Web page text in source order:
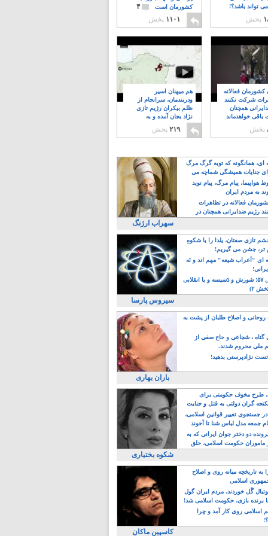
کشورمان است
۴
۱۱۰۱ پخش
تواند باشد؟!
پخش
هم میهنان اسیر
ودربندمان، سرانجام از
ظلم بیکران رژیم تازی
نژاد بجان آمده و به
۲۱۹ پخش
کشورمان فعالانه
شرکت نکنند
همچنان
باقی خواهدماند
پخش
ای، همانگونه که توبه گرگ مرگ
جنایات همیشگی شماچه می
هواپیما، پیام مرگ، پیام نوید
به مردم ایران
فعالانه در تظاهرات
رژیم ضدایرانی همچنان در
خواهدماند
سهراب ارژنگ
تازی صفتان، یلدا را با شکوهِ
تر، جشن می گیریم!
ای "اَعراب شیعه" مهم اند و نَه
رویداد سال ۵۷؛ شورش و دَسیسه و یا انقلابی
۲)
سیروس پارسا
و اصلاح طلبان از پشت به
گناه ، شجاعی و حاج صفی از
ملی محروم شدند.
نژادپرستی بدهید!
باران بهاری
مخوف حکومتی برای
گران دولتی به قتل و جنایت
جستجوی تغییر قوانین اسلامی،
جمعه مدل لباس شنا تا آخوند
دو دختر جوان ایرانی که به
ماموران حکومت اسلامی، حلق
شکوه بختیاری
به تاریخچه میانه روی و اصلاح
اسلامی
گًل خوردند، مردم ایران گول
برنده بازی، حکومت اسلامی شد!
اسلامی روی کار آمد و چرا
کاسپین ماکان